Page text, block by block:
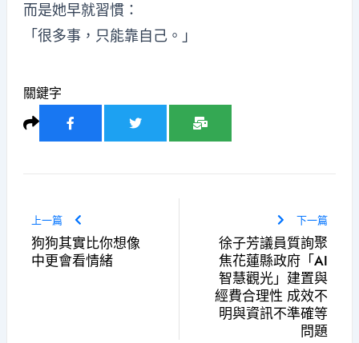
而是她早就習慣：
「很多事，只能靠自己。」
關鍵字
上一篇
狗狗其實比你想像
中更會看情緒
下一篇
徐子芳議員質詢聚
焦花蓮縣政府「AI
智慧觀光」建置與
經費合理性 成效不
明與資訊不準確等
問題